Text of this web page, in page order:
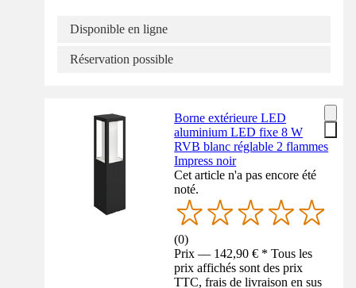
Disponible en ligne
Réservation possible
Borne extérieure LED
aluminium LED fixe 8 W
RVB blanc réglable 2 flammes
Impress noir
Cet article n'a pas encore été
noté.
(0)
Prix — 142,90 € * Tous les
prix affichés sont des prix
TTC, frais de livraison en sus